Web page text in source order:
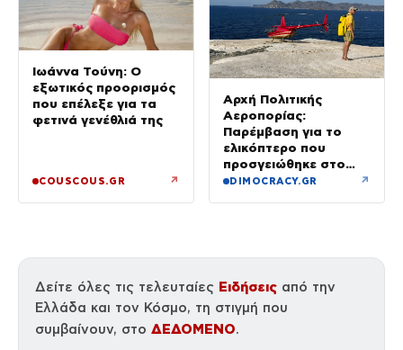
Ιωάννα Τούνη: Ο
εξωτικός προορισμός
που επέλεξε για τα
φετινά γενέθλιά της
COUSCOUS.GR ↗
Αρχή Πολιτικής
Αεροπορίας:
Παρέμβαση για το
ελικόπτερο που
προσγειώθηκε στο
Σαρακήνικο της
DIMOCRACY.GR ↗
Δείτε όλες τις τελευταίες Ειδήσεις από την
Ελλάδα και τον Κόσμο, τη στιγμή που
συμβαίνουν, στο ΔΕΔΟΜΕΝΟ.